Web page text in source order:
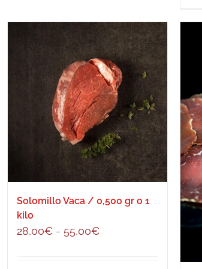
Solomillo Vaca / 0,500 gr o 1
kilo
28,00€ - 55,00€Rango